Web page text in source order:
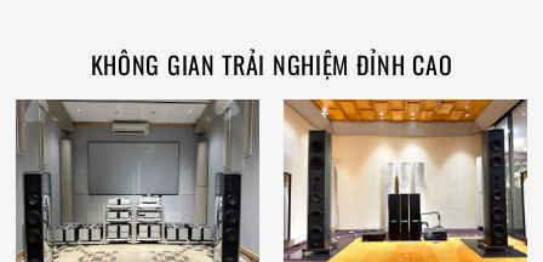
KHÔNG GIAN TRẢI NGHIỆM ĐỈNH CAO